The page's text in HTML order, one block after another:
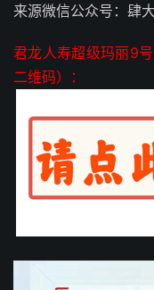
来源微信公众号：肆
君龙人寿超级玛丽9
二维码）：